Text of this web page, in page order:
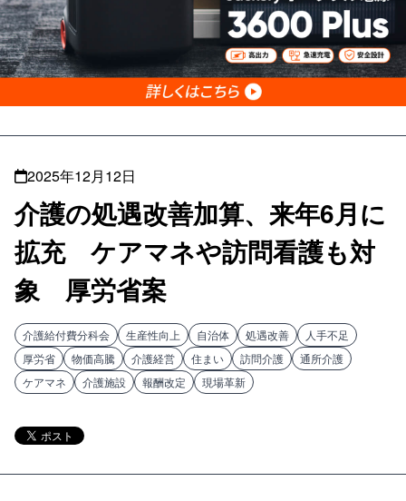
2025年12月12日
介護の処遇改善加算、来年6月に
拡充 ケアマネや訪問看護も対
象 厚労省案
介護給付費分科会 生産性向上 自治体 処遇改善
人手不足
厚労省
物価高騰 介護経営 住まい 訪問介護
通所介護
ケアマネ
介護施設 報酬改定 現場革新